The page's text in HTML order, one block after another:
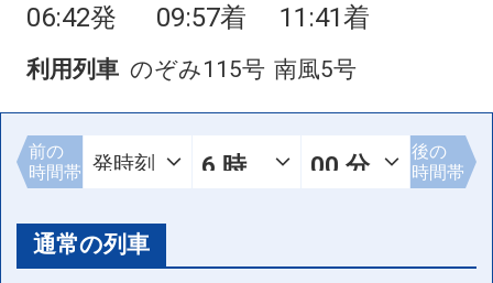
06:42発 09:57着 11:41着
利用列車 のぞみ115号 南風5号
前の
時間帯
後の
時間帯
通常の列車